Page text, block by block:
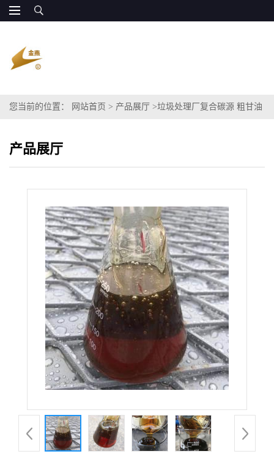
您当前的位置： 网站首页 > 产品展厅 >垃圾处理厂复合碳源 粗甘油
产品展厅